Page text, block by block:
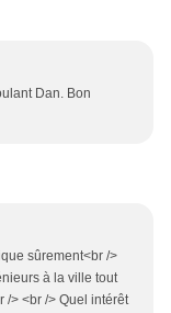
Dan. Bon
sûrement<br />
à la ville tout
/> <br /> Quel intérêt